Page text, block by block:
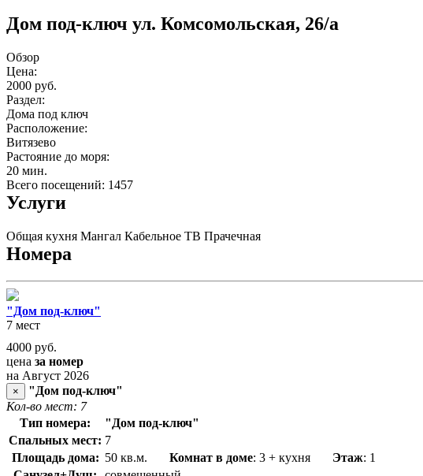
Дом под-ключ ул. Комсомольская, 26/а
Обзор
Цена:
2000 руб.
Раздел:
Дома под ключ
Расположение:
Витязево
Растояние до моря:
20 мин.
Всего посещений: 1457
Услуги
Общая кухня Мангал Кабельное ТВ Прачечная
Номера
"Дом под-ключ"
7 мест
4000 руб.
цена за номер
на Август 2026
×
"Дом под-ключ"
Кол-во мест: 7
Тип номера:
"Дом под-ключ"
Спальных мест: 7
Площадь дома: 50 кв.м. Комнат в доме: 3 + кухня Этаж: 1